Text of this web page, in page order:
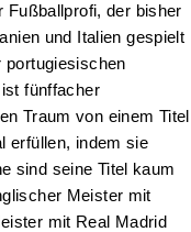
Fußballprofi, der bisher
und Italien gespielt
portugiesischen
fünffacher
Traum von einem Titel
erfüllen, indem sie
sind seine Titel kaum
Meister mit
mit Real Madrid